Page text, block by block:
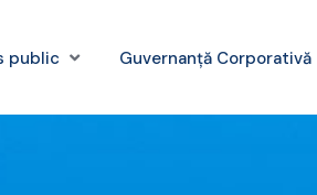
public Guvernanță Corporativă